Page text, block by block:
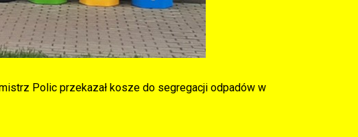
Polic przekazał kosze do segregacji odpadów w